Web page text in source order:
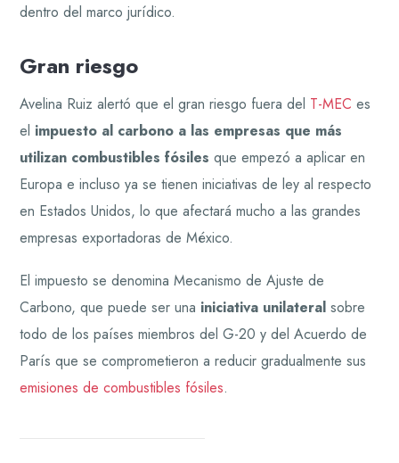
dentro del marco jurídico.
Gran riesgo
Avelina Ruiz alertó que el gran riesgo fuera del T-MEC es
el impuesto al carbono a las empresas que más
utilizan combustibles fósiles que empezó a aplicar en
Europa e incluso ya se tienen iniciativas de ley al respecto
en Estados Unidos, lo que afectará mucho a las grandes
empresas exportadoras de México.
El impuesto se denomina Mecanismo de Ajuste de
Carbono, que puede ser una iniciativa unilateral sobre
todo de los países miembros del G-20 y del Acuerdo de
París que se comprometieron a reducir gradualmente sus
emisiones de combustibles fósiles.